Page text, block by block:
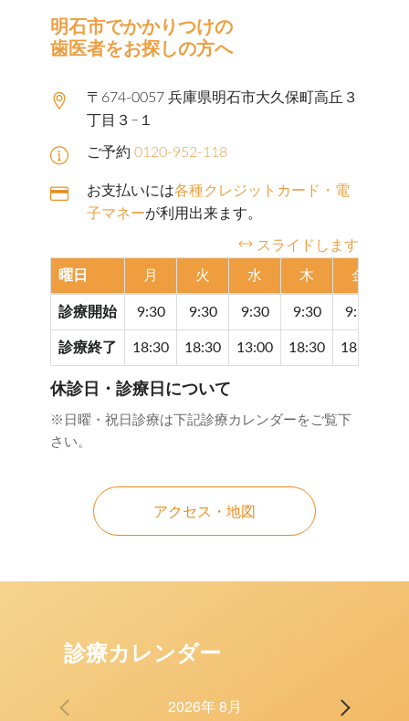
明石市でかかりつけの
歯医者をお探しの方へ
〒674-0057 兵庫県明石市大久保町高丘３
丁目３−１
ご予約 0120-952-118
お支払いには各種クレジットカード・電
子マネーが利用出来ます。
スライドします
曜日 月 火 水 木 金
診療開始 9:30 9:30 9:30 9:30 9:30
診療終了 18:30 18:30 13:00 18:30 18:30
休診日・診療日について
※日曜・祝日診療は下記診療カレンダーをご覧下
さい。
アクセス・地図
診療カレンダー
2026年 8月